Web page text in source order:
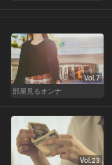
Vol.7
部屋見るオンナ
Vol.23